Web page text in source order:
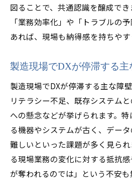
図ることで、共通認識を醸成で
「業務効率化」や「トラブルの
あれば、現場も納得感を持ちやす
製造現場でDXが停滞する主
製造現場でDXが停滞する主な障
リテラシー不足、既存システム
への懸念などが挙げられます。
る機器やシステムが古く、デー
難しいといった課題が多く見ら
る現場業務の変化に対する抵抗
が奪われるのでは」という不安も